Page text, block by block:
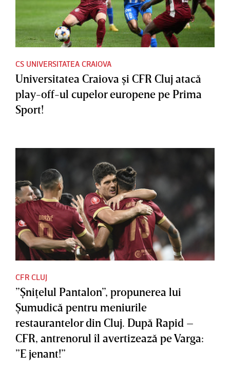
CS UNIVERSITATEA CRAIOVA
Universitatea Craiova şi CFR Cluj atacă
play-off-ul cupelor europene pe Prima
Sport!
CFR CLUJ
”Şniţelul Pantalon”, propunerea lui
Şumudică pentru meniurile
restaurantelor din Cluj. După Rapid –
CFR, antrenorul îl avertizează pe Varga:
”E jenant!”